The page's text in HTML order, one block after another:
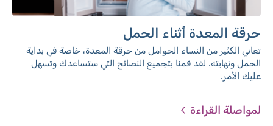
حرقة المعدة أثناء الحمل
تعاني الكثير من النساء الحوامل من حرقة المعدة، خاصة في بداية
الحمل ونهايته. لقد قمنا بتجميع النصائح التي ستساعدك وتسهل
عليك الأمر.
لمواصلة القراءة